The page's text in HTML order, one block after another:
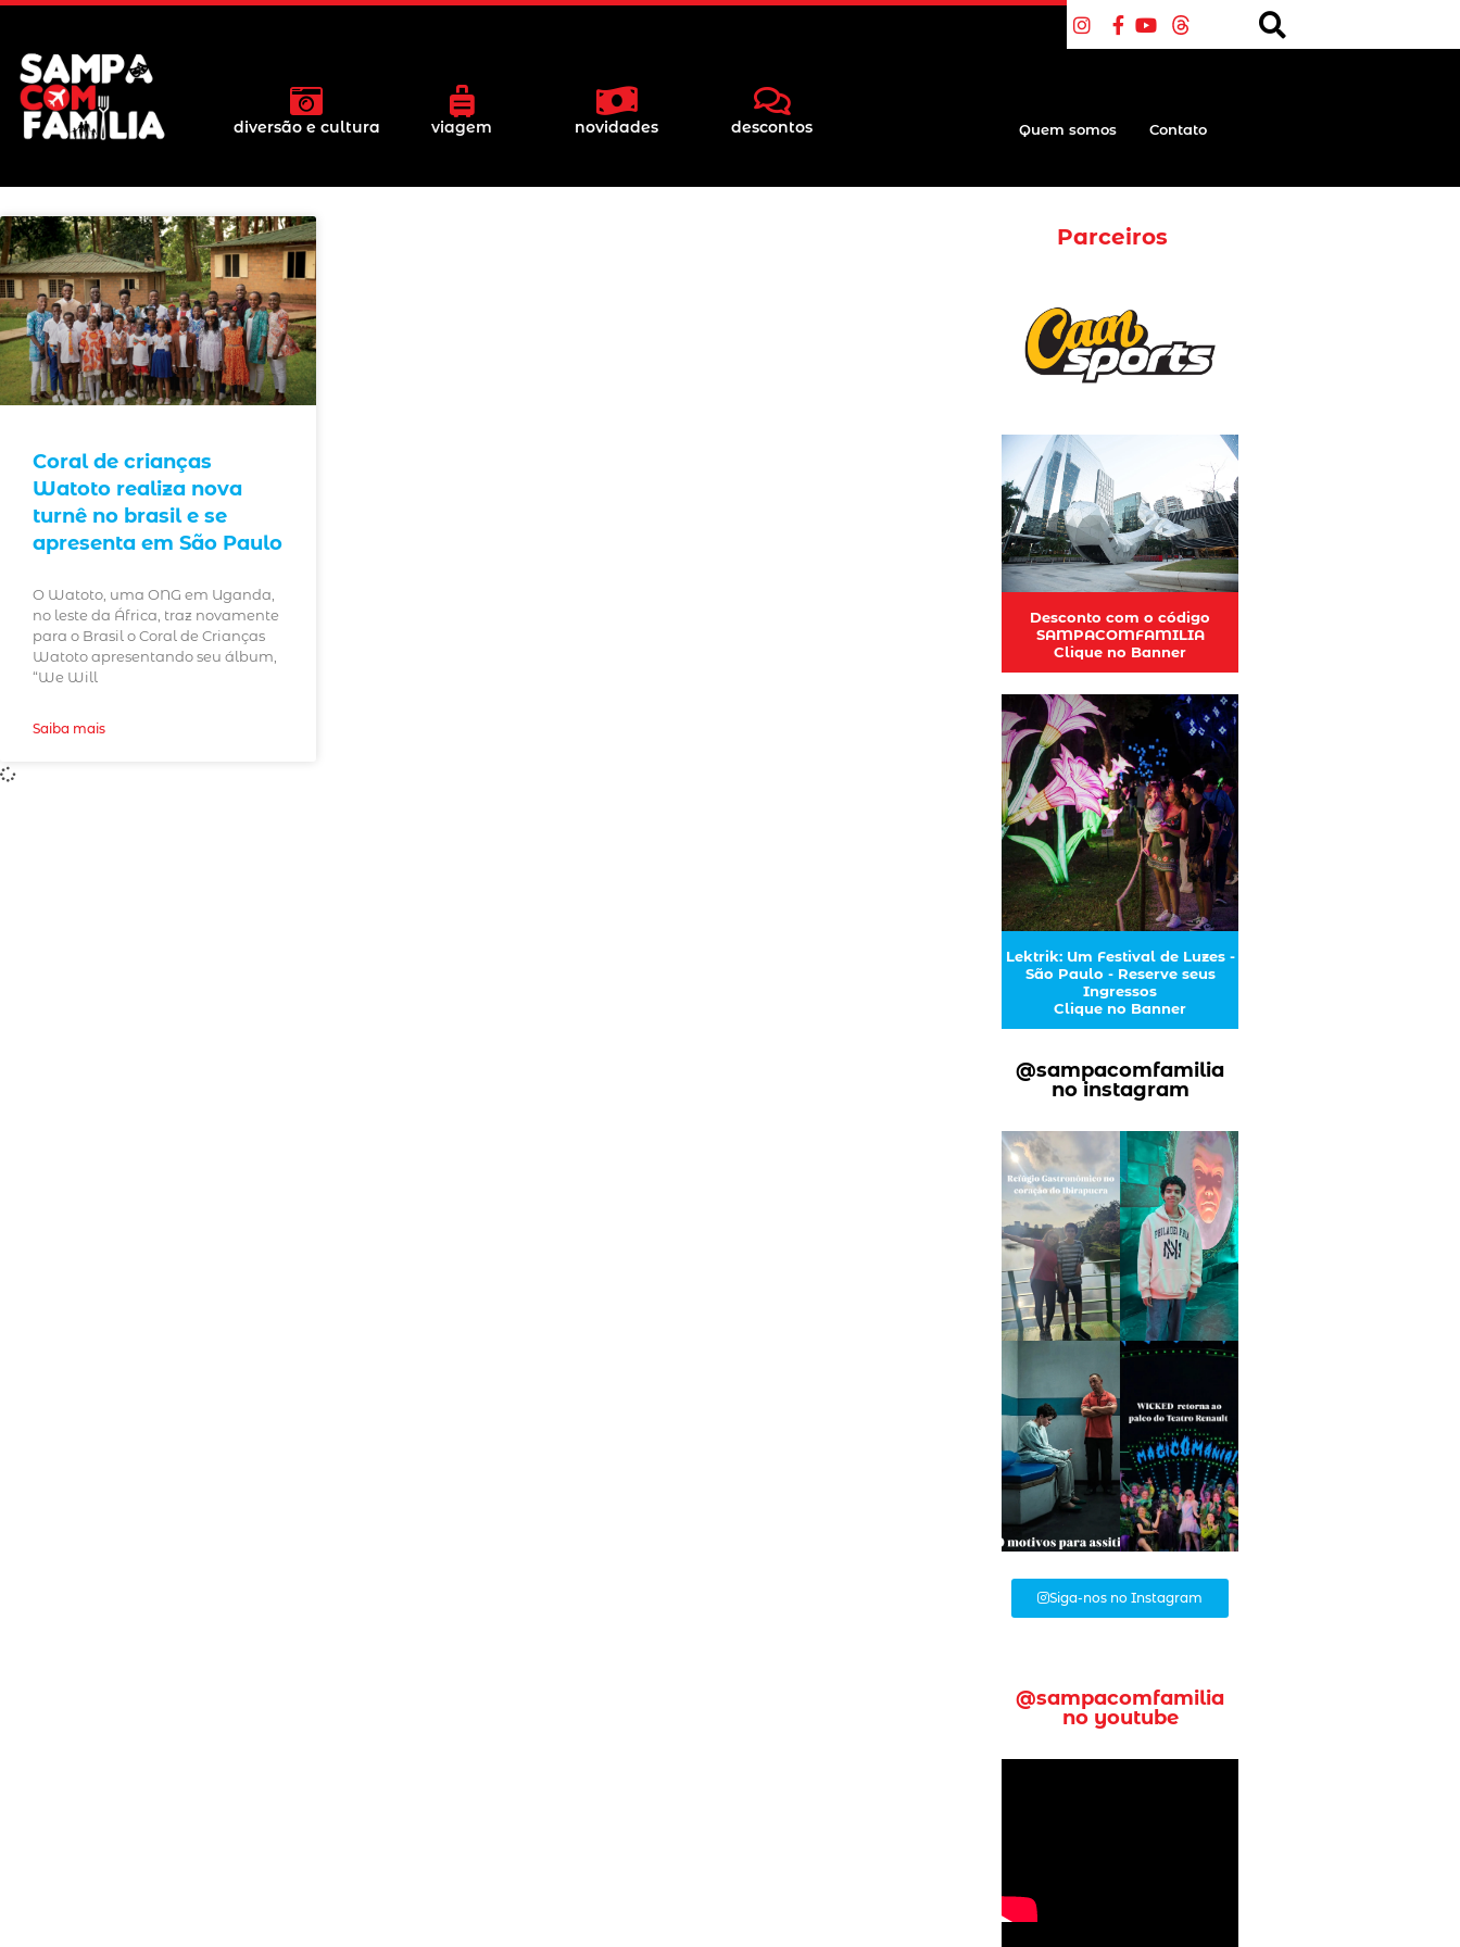
diversão e cultura viagem novidades descontos Quem somos Contato
Coral de crianças
Watoto realiza nova
turnê no brasil e se
apresenta em São Paulo
O Watoto, uma ONG em Uganda,
no leste da África, traz novamente
para o Brasil o Coral de Crianças
Watoto apresentando seu álbum,
“We Will
Saiba mais
Parceiros
Desconto com o código
SAMPACOMFAMILIA
Clique no Banner
Lektrik: Um Festival de Luzes -
São Paulo - Reserve seus
Ingressos
Clique no Banner
@sampacomfamilia
no instagram
Siga-nos no Instagram
@sampacomfamilia
no youtube